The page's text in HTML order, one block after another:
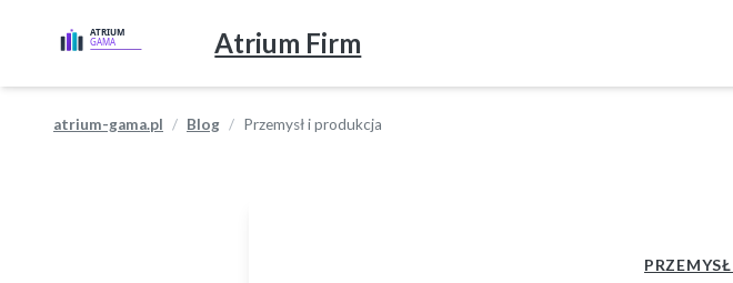
Atrium Firm
atrium-gama.pl Blog Przemysł i produkcja